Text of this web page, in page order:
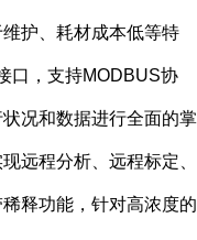
护、耗材成本低等特
口，支持MODBUS协
况和数据进行全面的掌
远程分析、远程标定、
释功能，针对高浓度的